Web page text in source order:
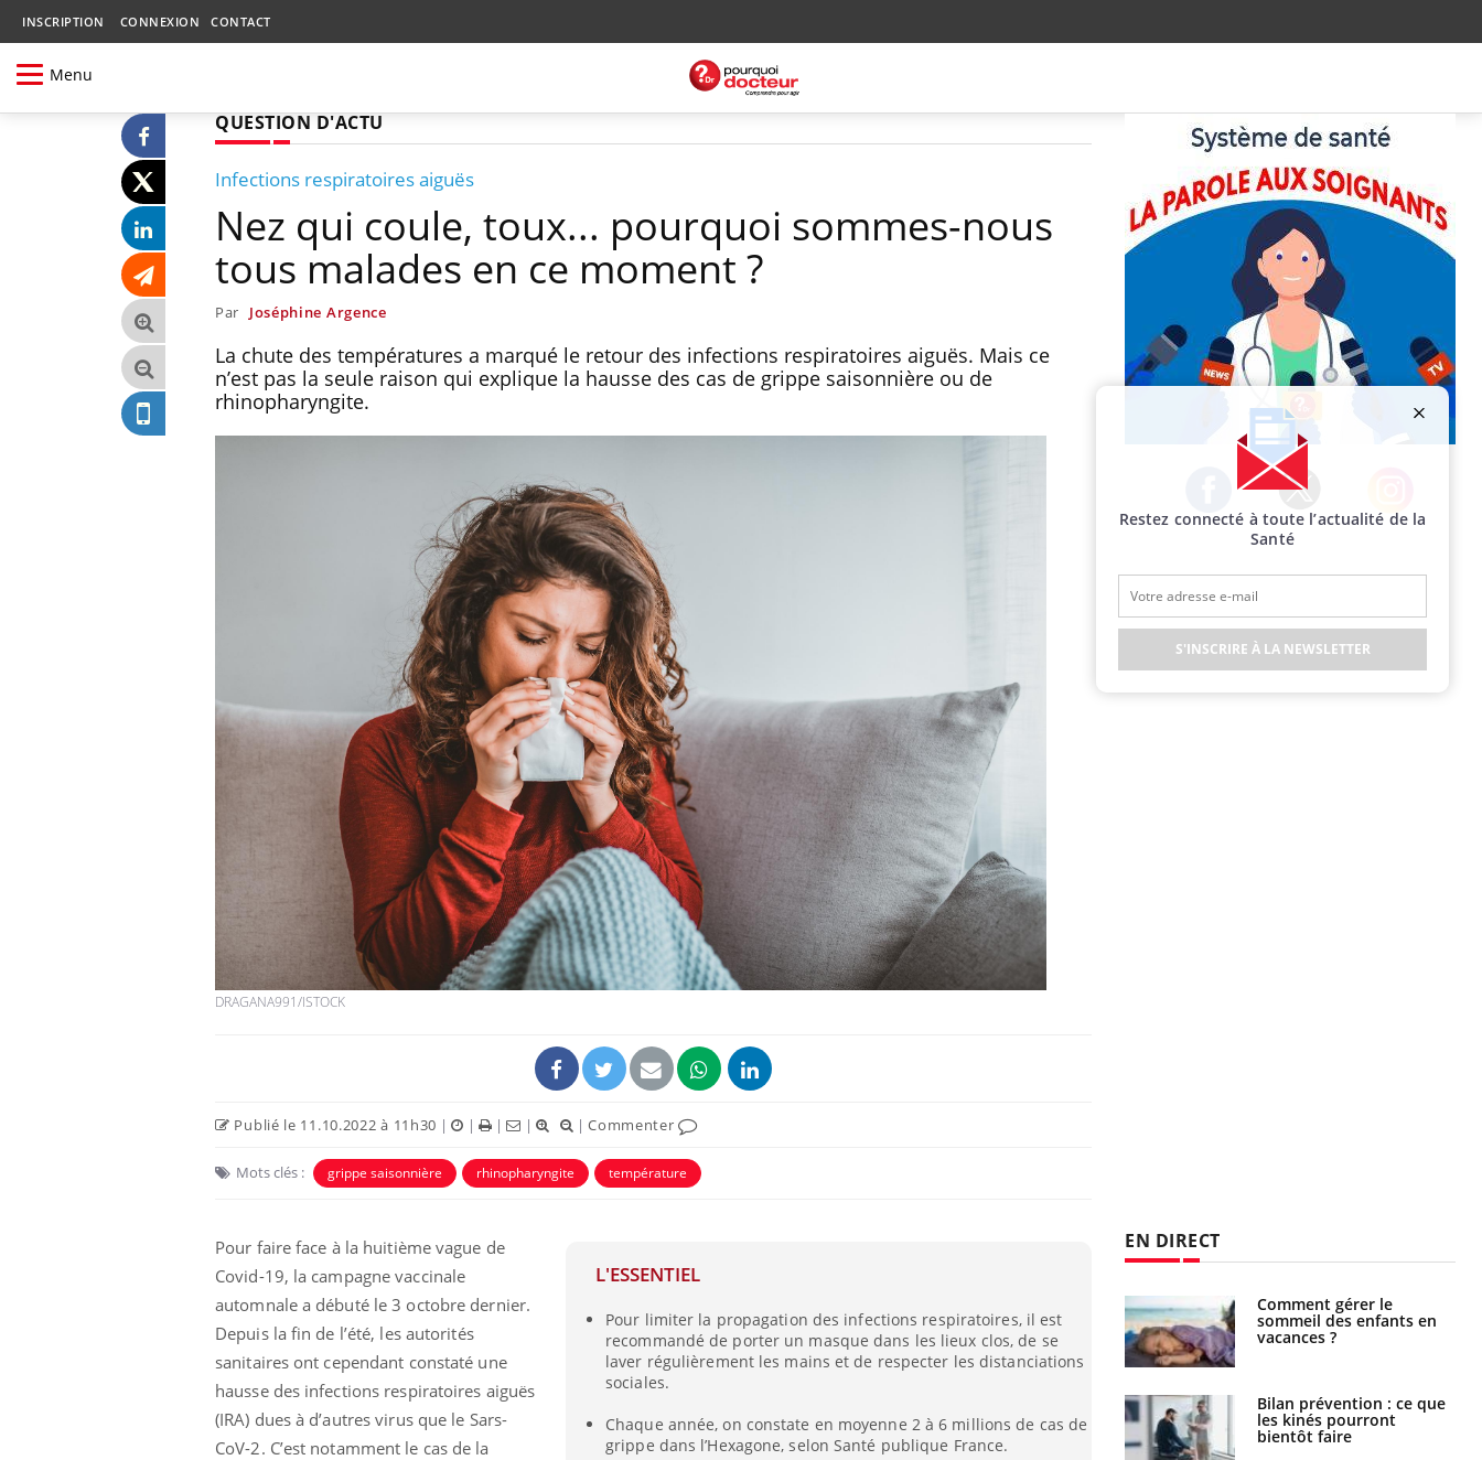
INSCRIPTION CONNEXION CONTACT
Menu
QUESTION D'ACTU
Infections respiratoires aiguës
Nez qui coule, toux... pourquoi sommes-nous
tous malades en ce moment ?
Par Joséphine Argence
La chute des températures a marqué le retour des infections respiratoires aiguës. Mais ce
n’est pas la seule raison qui explique la hausse des cas de grippe saisonnière ou de
rhinopharyngite.
DRAGANA991/ISTOCK
Publié le 11.10.2022 à 11h30 | | | | |Commenter
Mots clés : grippe saisonnière rhinopharyngite température
L'ESSENTIEL
Pour limiter la propagation des infections respiratoires, il est
recommandé de porter un masque dans les lieux clos, de se
laver régulièrement les mains et de respecter les distanciations
sociales.
Chaque année, on constate en moyenne 2 à 6 millions de cas de
grippe dans l’Hexagone, selon Santé publique France.
Pour faire face à la huitième vague de
Covid-19, la campagne vaccinale
automnale a débuté le 3 octobre dernier.
Depuis la fin de l’été, les autorités
sanitaires ont cependant constaté une
hausse des infections respiratoires aiguës
(IRA) dues à d’autres virus que le Sars-
CoV-2. C’est notamment le cas de la
Facebook Twitter Instagram
EN DIRECT
Fortes chaleurs :
noyade grimpe-t-il ?
Le Viagra pourrait-il
freiner la propagation du
que dit la science
l'apprentissage de la
lecture ?
barracuda, une petite fille
secourue grâce à un
réflexe essentiel
quelle est l’origine de la
contamination ?
Comment gérer le
sommeil des enfants en
vacances ?
Bilan prévention : ce que
les kinés pourront
bientôt faire
Restez connecté à toute l’actualité de la
Santé
S'INSCRIRE À LA NEWSLETTER